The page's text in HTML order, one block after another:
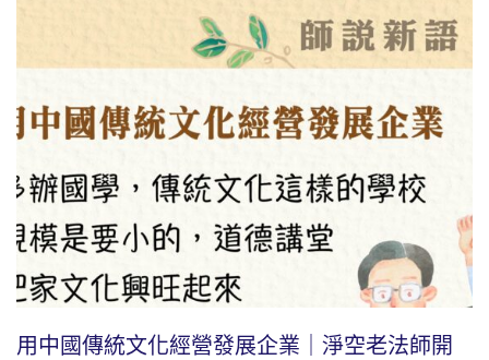
用中國傳統文化經營發展企業｜淨空老法師開